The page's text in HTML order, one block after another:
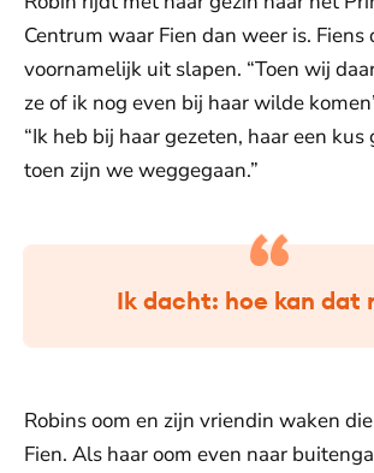
Centrum waar Fien dan weer is. Fiens
voornamelijk uit slapen. “Toen wij
ze of ik nog even bij haar wilde
“Ik heb bij haar gezeten, haar een kus
toen zijn we weggegaan.”
Ik dacht: hoe kan dat
Robins oom en zijn vriendin waken
Fien. Als haar oom even naar